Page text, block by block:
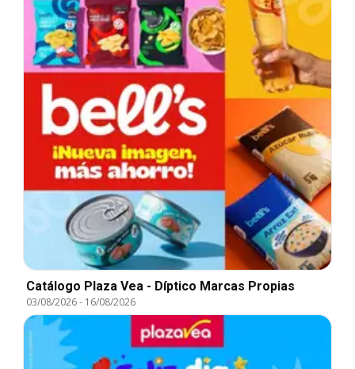
Catálogo Plaza Vea - Díptico Marcas Propias
03/08/2026- 16/08/2026